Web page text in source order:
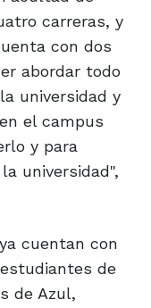
carreras, y
con dos
abordar todo
universidad y
el campus
y para
universidad",
cuentan con
de
de Azul,